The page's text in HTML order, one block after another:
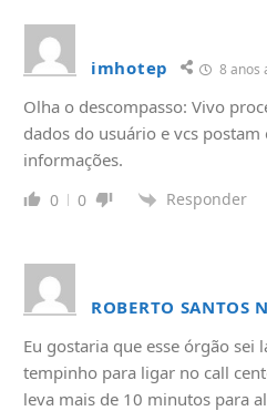
imhotep 8 anos
Olha o descompasso: Vivo
dados do usuário e vcs postam
informações.
0 0 Responder
ROBERTO SANTOS
Eu gostaria que esse órgão sei
tempinho para ligar no call
leva mais de 10 minutos para